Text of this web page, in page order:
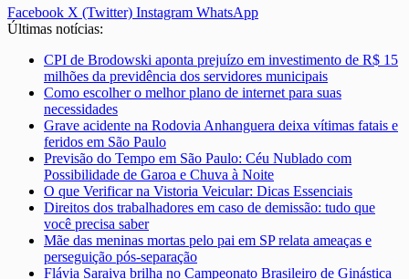
Facebook X (Twitter) Instagram WhatsApp
Últimas notícias:
CPI de Brodowski aponta prejuízo em investimento de R$ 15
milhões da previdência dos servidores municipais
Como escolher o melhor plano de internet para suas
necessidades
Grave acidente na Rodovia Anhanguera deixa vítimas fatais e
feridos em São Paulo
Previsão do Tempo em São Paulo: Céu Nublado com
Possibilidade de Garoa e Chuva à Noite
O que Verificar na Vistoria Veicular: Dicas Essenciais
Direitos dos trabalhadores em caso de demissão: tudo que
você precisa saber
Mãe das meninas mortas pelo pai em SP relata ameaças e
perseguição pós-separação
Flávia Saraiva brilha no Campeonato Brasileiro de Ginástica